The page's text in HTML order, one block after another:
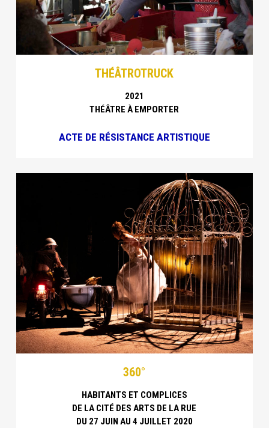
THÉÂTROTRUCK
2021
THÉÂTRE À EMPORTER
ACTE DE RÉSISTANCE ARTISTIQUE
360°
HABITANTS ET COMPLICES
DE LA CITÉ DES ARTS DE LA RUE
DU 27 JUIN AU 4 JUILLET 2020